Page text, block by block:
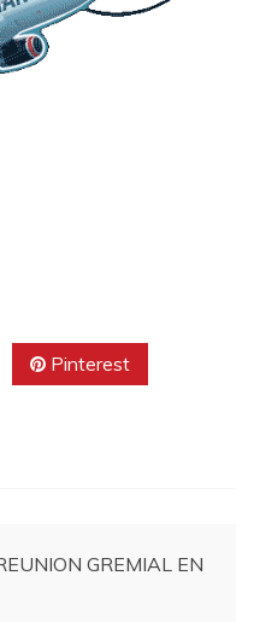
Pinterest
GREMIAL EN